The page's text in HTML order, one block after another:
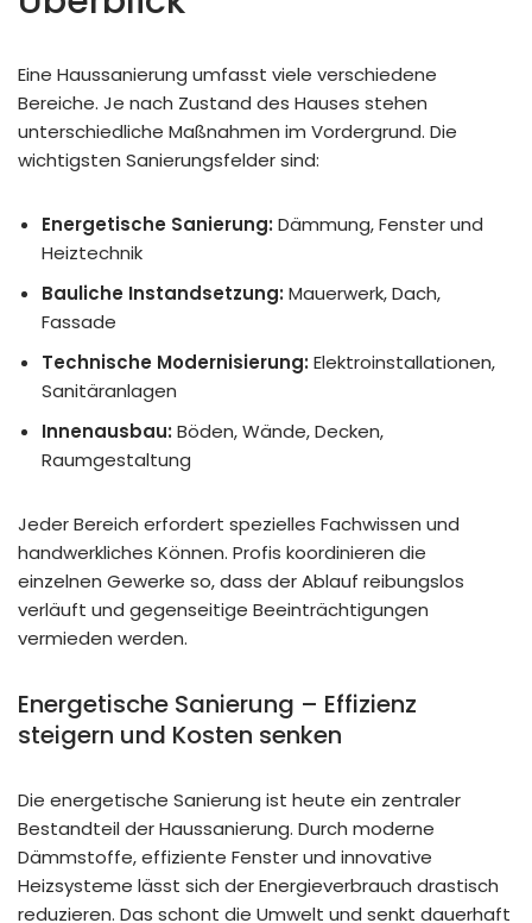
Eine Haussanierung umfasst viele verschiedene
Bereiche. Je nach Zustand des Hauses stehen
unterschiedliche Maßnahmen im Vordergrund. Die
wichtigsten Sanierungsfelder sind:
Energetische Sanierung: Dämmung, Fenster und
Heiztechnik
Bauliche Instandsetzung: Mauerwerk, Dach,
Fassade
Technische Modernisierung: Elektroinstallationen,
Sanitäranlagen
Innenausbau: Böden, Wände, Decken,
Raumgestaltung
Jeder Bereich erfordert spezielles Fachwissen und
handwerkliches Können. Profis koordinieren die
einzelnen Gewerke so, dass der Ablauf reibungslos
verläuft und gegenseitige Beeinträchtigungen
vermieden werden.
Energetische Sanierung – Effizienz
steigern und Kosten senken
Die energetische Sanierung ist heute ein zentraler
Bestandteil der Haussanierung. Durch moderne
Dämmstoffe, effiziente Fenster und innovative
Heizsysteme lässt sich der Energieverbrauch drastisch
reduzieren. Das schont die Umwelt und senkt dauerhaft